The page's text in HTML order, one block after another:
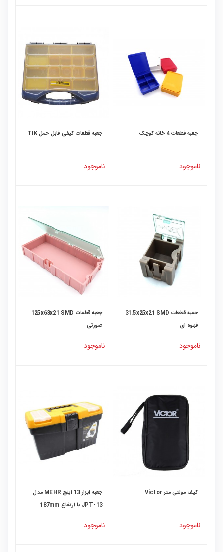
جعبه قطعات 4 خانه کوچک
ناموجود
جعبه قطعات کیفی قابل حمل TIK
ناموجود
جعبه قطعات 31.5x25x21 SMD
قهوه ای
ناموجود
جعبه قطعات 125x63x21 SMD
صورتی
ناموجود
کیف مولتی متر Victor
ناموجود
جعبه ابزار 13 اینچ MEHR مدل
JPT-13 با ارتفاع 187mm
ناموجود